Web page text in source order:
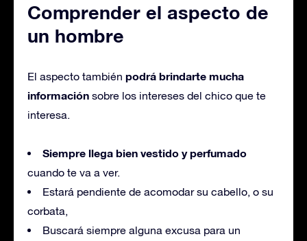
Comprender el aspecto de
un hombre
El aspecto también podrá brindarte mucha
información sobre los intereses del chico que te
interesa.
Siempre llega bien vestido y perfumado
cuando te va a ver.
Estará pendiente de acomodar su cabello, o su
corbata,
Buscará siempre alguna excusa para un